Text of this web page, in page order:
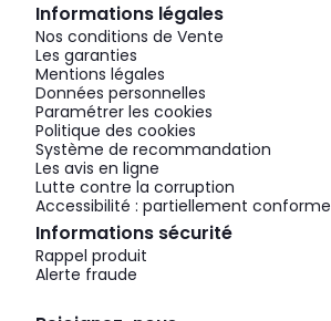
Informations légales
Nos conditions de Vente
Les garanties
Mentions légales
Données personnelles
Paramétrer les cookies
Politique des cookies
Système de recommandation
Les avis en ligne
Lutte contre la corruption
Accessibilité : partiellement conforme
Informations sécurité
Rappel produit
Alerte fraude